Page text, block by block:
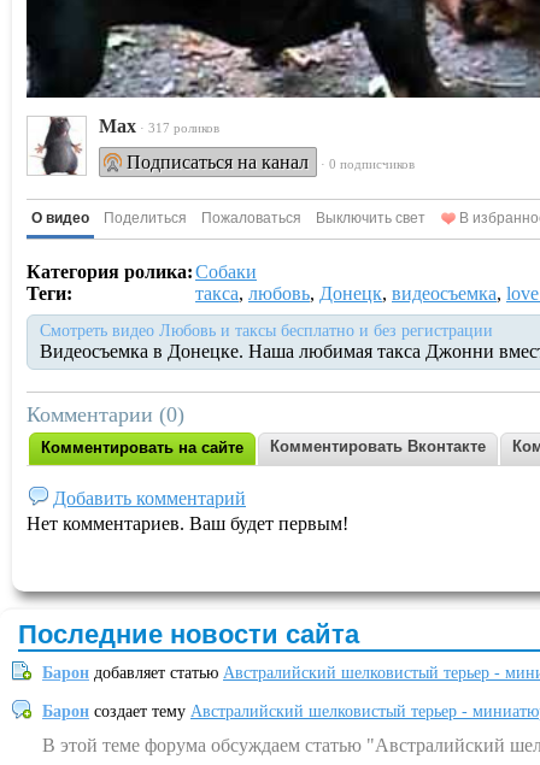
Max · 317 роликов
Подписаться на канал · 0 подписчиков
О видео Поделиться Пожаловаться Выключить свет В
Категория ролика:Собаки
Теги:
такса, любовь, Донецк, видеосъемка,
Смотреть видео Любовь и таксы бесплатно и без регистрации
Видеосъемка в Донецке. Наша любимая такса Джонни
Комментарии (0)
Комментировать на сайте Комментировать Вконтакте
Добавить комментарий
Нет комментариев. Ваш будет первым!
Последние новости сайта
Барон добавляет статью Австралийский шелковистый терьер -
Барон создает тему Австралийский шелковистый терьер -
В этой теме форума обсуждаем статью "Австралийский